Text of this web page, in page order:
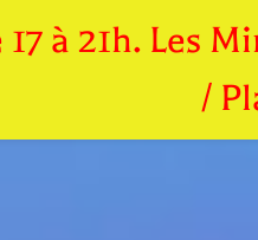
à 21h. Les
/